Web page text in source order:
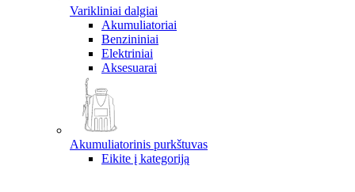
Varikliniai dalgiai
Akumuliatoriai
Benzininiai
Elektriniai
Aksesuarai
Akumuliatorinis purkštuvas
Eikite į kategoriją